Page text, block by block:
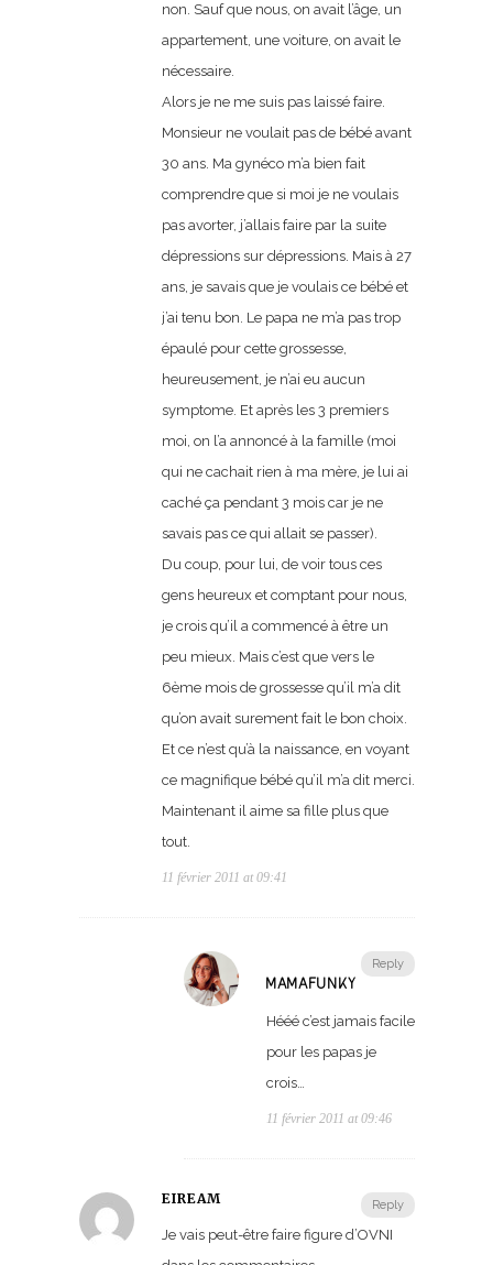
non. Sauf que nous, on avait l’âge, un
appartement, une voiture, on avait le
nécessaire.
Alors je ne me suis pas laissé faire.
Monsieur ne voulait pas de bébé avant
30 ans. Ma gynéco m’a bien fait
comprendre que si moi je ne voulais
pas avorter, j’allais faire par la suite
dépressions sur dépressions. Mais à 27
ans, je savais que je voulais ce bébé et
j’ai tenu bon. Le papa ne m’a pas trop
épaulé pour cette grossesse,
heureusement, je n’ai eu aucun
symptome. Et après les 3 premiers
moi, on l’a annoncé à la famille (moi
qui ne cachait rien à ma mère, je lui ai
caché ça pendant 3 mois car je ne
savais pas ce qui allait se passer).
Du coup, pour lui, de voir tous ces
gens heureux et comptant pour nous,
je crois qu’il a commencé à être un
peu mieux. Mais c’est que vers le
6ème mois de grossesse qu’il m’a dit
qu’on avait surement fait le bon choix.
Et ce n’est qu’à la naissance, en voyant
ce magnifique bébé qu’il m’a dit merci.
Maintenant il aime sa fille plus que
tout.
11 février 2011 at 09:41
Reply
MAMAFUNKY
Hééé c’est jamais facile
pour les papas je
crois…
11 février 2011 at 09:46
Reply
EIREAM
Je vais peut-être faire figure d’OVNI